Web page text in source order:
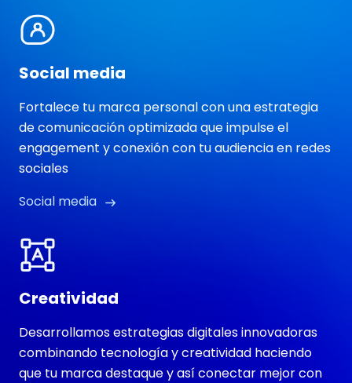
Social media
Fortalece tu marca personal con una estrategia
de comunicación optimizada que impulse el
engagement y conexión con tu audiencia en redes
sociales
Social media
Creatividad
Desarrollamos estrategias digitales innovadoras
combinando tecnología y creatividad haciendo
que tu marca destaque y así conectar mejor con